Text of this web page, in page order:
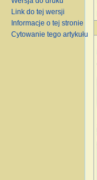
Link do tej wersji
Informacje o tej stronie
Cytowanie tego artykułu